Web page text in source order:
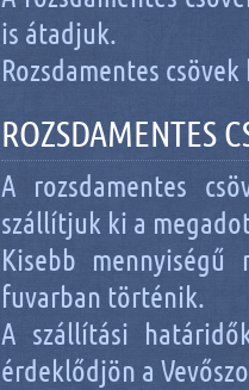
is átadjuk.
Rozsdamentes
ROZSDAMENTES
A rozsdamentes
szállítjuk ki a
Kisebb mennyiségű
fuvarban történik.
A szállítási
érdeklődjön a